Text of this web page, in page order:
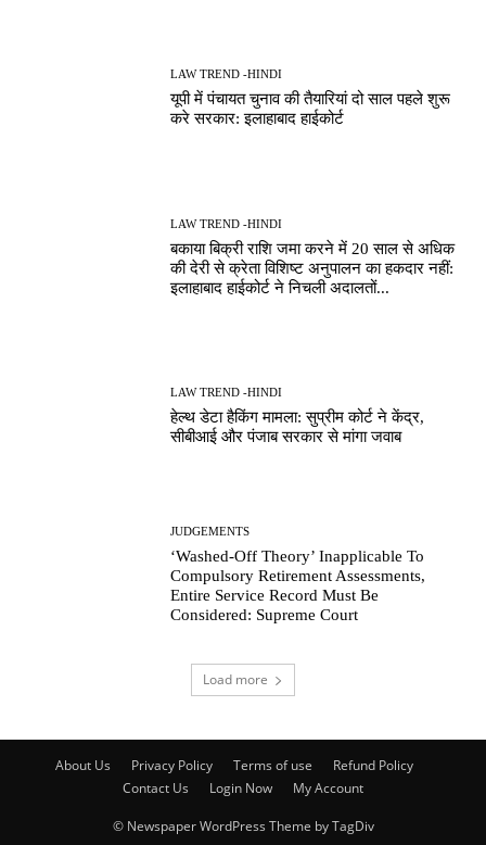
LAW TREND -HINDI
यूपी में पंचायत चुनाव की तैयारियां दो साल पहले शुरू
करे सरकार: इलाहाबाद हाईकोर्ट
LAW TREND -HINDI
बकाया बिक्री राशि जमा करने में 20 साल से अधिक
की देरी से क्रेता विशिष्ट अनुपालन का हकदार नहीं:
इलाहाबाद हाईकोर्ट ने निचली अदालतों...
LAW TREND -HINDI
हेल्थ डेटा हैकिंग मामला: सुप्रीम कोर्ट ने केंद्र,
सीबीआई और पंजाब सरकार से मांगा जवाब
JUDGEMENTS
‘Washed-Off Theory’ Inapplicable To
Compulsory Retirement Assessments,
Entire Service Record Must Be
Considered: Supreme Court
Load more
About Us Privacy Policy Terms of use
Refund Policy
Contact Us
Login Now My Account
© Newspaper WordPress Theme by TagDiv